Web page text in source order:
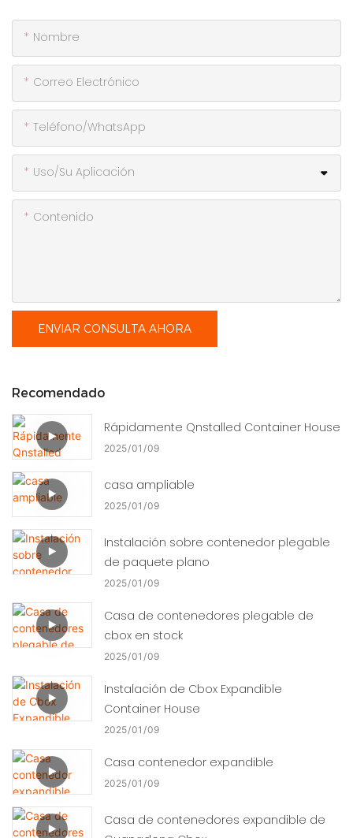
Nombre
Correo Electrónico
Teléfono/WhatsApp
Uso/Su Aplicación
Contenido
ENVIAR CONSULTA AHORA
Recomendado
Rápidamente Qnstalled Container House
2025 01 09
casa ampliable
2025 01 09
Instalación sobre contenedor plegable
de paquete plano
2025 01 09
Casa de contenedores plegable de
cbox en stock
2025 01 09
Instalación de Cbox Expandible
Container House
2025 01 09
Casa contenedor expandible
2025 01 09
Casa de contenedores expandible de